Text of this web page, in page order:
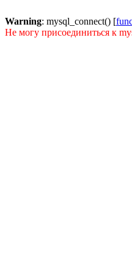
Warning: mysql_connect() [
Не могу присоединиться к